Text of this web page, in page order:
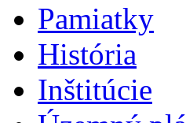
Pamiatky
História
Inštitúcie